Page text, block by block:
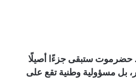
حضرموت ستبقى جزءًا أصيلًا
مسؤولية وطنية تقع على